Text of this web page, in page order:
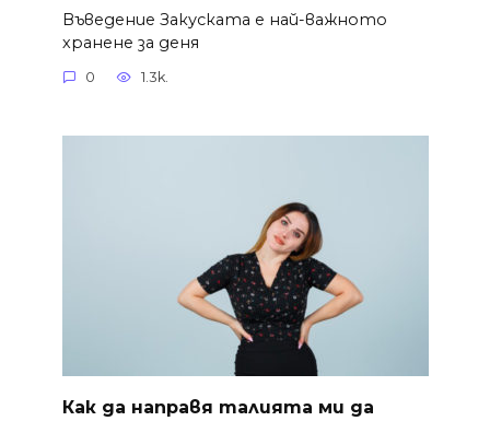
Въведение Закуската е най-важното
хранене за деня
0 1.3k.
Как да направя талията ми да